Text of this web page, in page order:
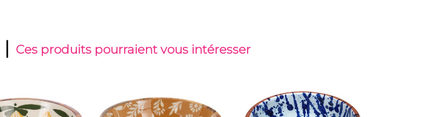
| Ces produits pourraient vous intéresser